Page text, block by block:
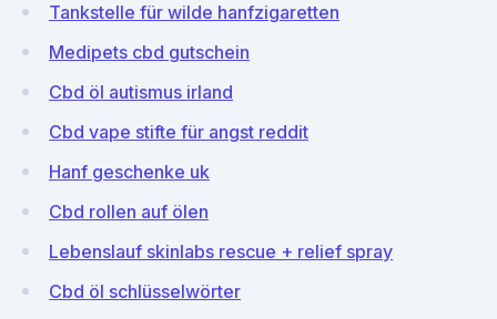
Tankstelle für wilde hanfzigaretten
Medipets cbd gutschein
Cbd öl autismus irland
Cbd vape stifte für angst reddit
Hanf geschenke uk
Cbd rollen auf ölen
Lebenslauf skinlabs rescue + relief spray
Cbd öl schlüsselwörter